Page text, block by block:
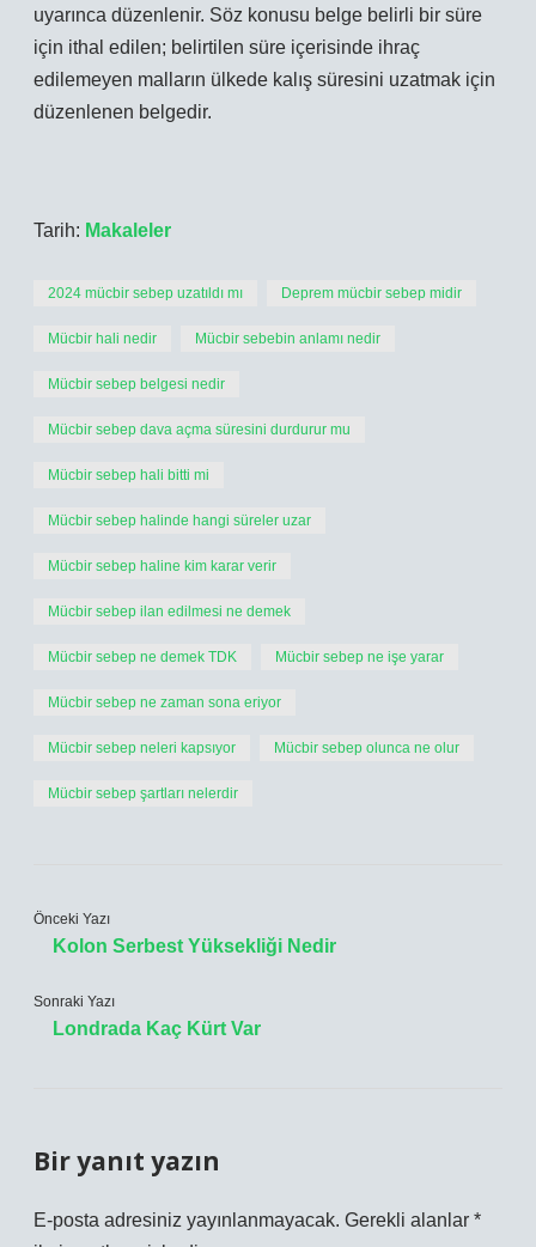
uyarınca düzenlenir. Söz konusu belge belirli bir süre
için ithal edilen; belirtilen süre içerisinde ihraç
edilemeyen malların ülkede kalış süresini uzatmak için
düzenlenen belgedir.
Tarih: Makaleler
2024 mücbir sebep uzatıldı mı Deprem mücbir sebep midir
Mücbir hali nedir Mücbir sebebin anlamı nedir
Mücbir sebep belgesi nedir
Mücbir sebep dava açma süresini durdurur mu
Mücbir sebep hali bitti mi
Mücbir sebep halinde hangi süreler uzar
Mücbir sebep haline kim karar verir
Mücbir sebep ilan edilmesi ne demek
Mücbir sebep ne demek TDK Mücbir sebep ne işe yarar
Mücbir sebep ne zaman sona eriyor
Mücbir sebep neleri kapsıyor Mücbir sebep olunca ne olur
Mücbir sebep şartları nelerdir
Önceki Yazı
Kolon Serbest Yüksekliği Nedir
Sonraki Yazı
Londrada Kaç Kürt Var
Bir yanıt yazın
E-posta adresiniz yayınlanmayacak. Gerekli alanlar *